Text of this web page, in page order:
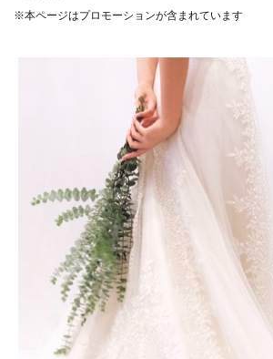
※本ページはプロモーションが含まれています